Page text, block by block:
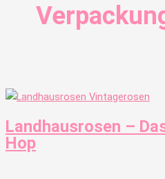
Landhausrosen –
Hop